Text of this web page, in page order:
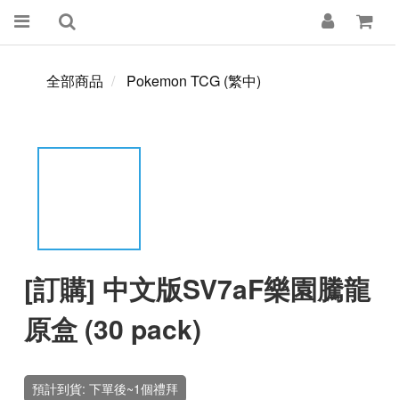
全部商品 Pokemon TCG (繁中)
[訂購] 中文版SV7aF樂園騰龍
原盒 (30 pack)
預計到貨: 下單後~1個禮拜